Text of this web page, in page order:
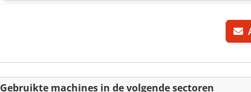
Gebruikte machines in de volgende sectoren